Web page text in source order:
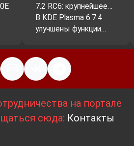
7.2 RC6: крупнейшее…
В KDE Plasma 6.7.4
улучшены функции…
на портале
сюда: Контакты